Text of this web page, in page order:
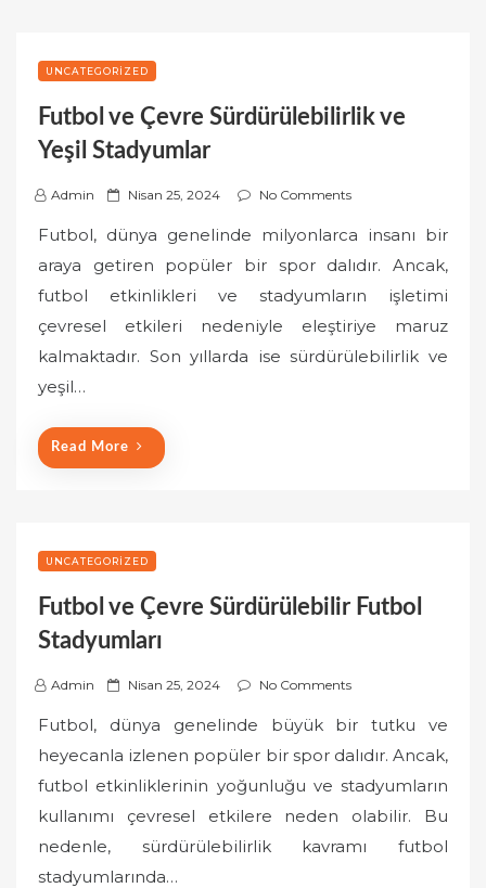
UNCATEGORIZED
Futbol ve Çevre Sürdürülebilirlik ve
Yeşil Stadyumlar
Admin
P
s
t
e
o
Nisan 25, 2024 No Comments
Futbol, dünya genelinde milyonlarca insanı bir
araya getiren popüler bir spor dalıdır. Ancak,
futbol etkinlikleri ve stadyumların işletimi
çevresel etkileri nedeniyle eleştiriye maruz
kalmaktadır. Son yıllarda ise sürdürülebilirlik ve
yeşil…
Read More
UNCATEGORIZED
Futbol ve Çevre Sürdürülebilir Futbol
Stadyumları
Admin
P
s
t
e
Nisan 25, 2024 No Comments
Futbol, dünya genelinde büyük bir tutku ve
heyecanla izlenen popüler bir spor dalıdır. Ancak,
futbol etkinliklerinin yoğunluğu ve stadyumların
kullanımı çevresel etkilere neden olabilir. Bu
nedenle, sürdürülebilirlik kavramı futbol
stadyumlarında…